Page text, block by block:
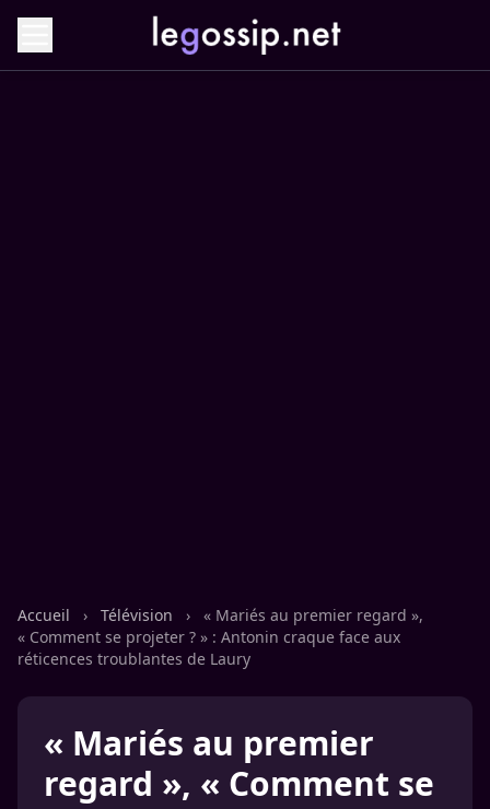
Accueil › Télévision ›
« Mariés au premier regard »,
« Comment se projeter ? » : Antonin craque face aux
réticences troublantes de Laury
« Mariés au premier
regard », « Comment se